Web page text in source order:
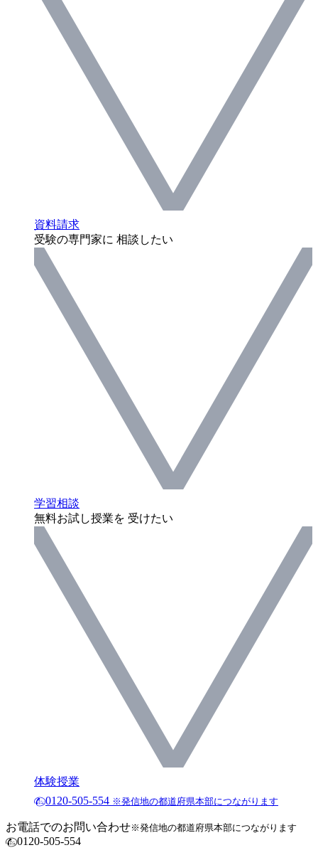
資料請求
受験の専門家に 相談したい
学習相談
無料お試し授業を 受けたい
体験授業
0120-505-554 ※発信地の都道府県本部につながります
お電話でのお問い合わせ※発信地の都道府県本部につながります
0120-505-554